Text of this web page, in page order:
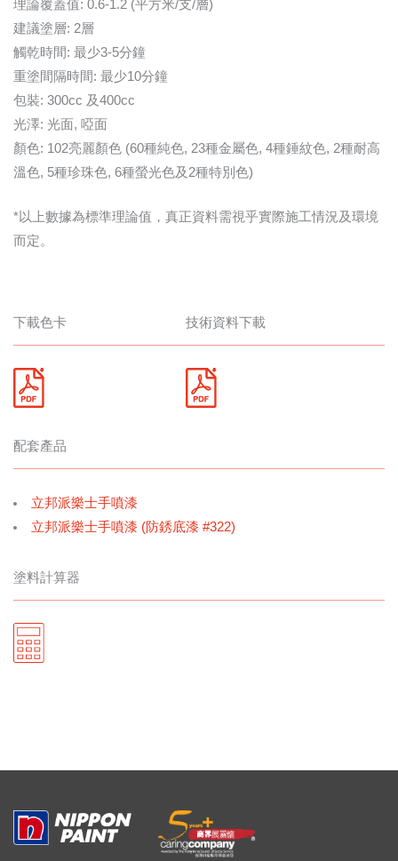
理論覆蓋值: 0.6-1.2 (平方米/支/層)
建議塗層: 2層
觸乾時間: 最少3-5分鐘
重塗間隔時間: 最少10分鐘
包裝: 300cc 及400cc
光澤: 光面, 啞面
顏色: 102亮麗顏色 (60種純色, 23種金屬色, 4種錘紋色, 2種耐高
溫色, 5種珍珠色, 6種螢光色及2種特別色)
*以上數據為標準理論值，真正資料需視乎實際施工情況及環境
而定。
下載色卡 技術資料下載
配套產品
立邦派樂士手噴漆
立邦派樂士手噴漆 (防銹底漆 #322)
塗料計算器